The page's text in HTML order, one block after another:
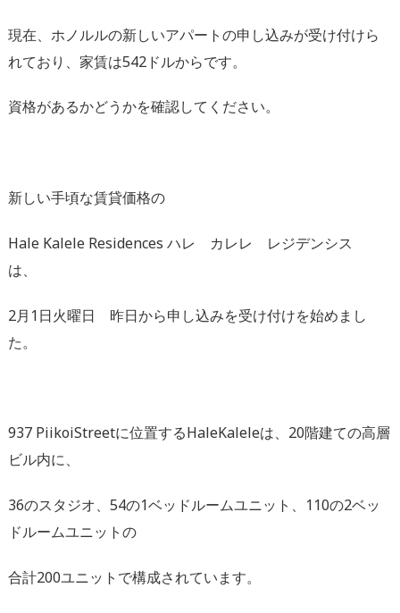
現在、 ホノルルの新しいアパートの申し込みが受け付けら
れており、 家賃は542ドルからです。
資格があるかどうかを確認してください。
新しい手頃な賃貸価格の
Hale Kalele Residences ハレ カレレ レジデンシス
は、
2月1日火曜日 昨日から申し込みを受け付けを始めまし
た。
937 PiikoiStreetに位置するHaleKaleleは、 20階建ての高層
ビル内に、
36のスタジオ、54の1ベッドルームユニット、 110の2ベッ
ドルームユニットの
合計200ユニットで構成されています。